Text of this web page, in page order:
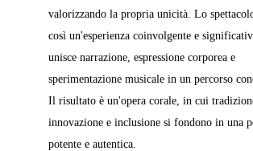
valorizzando la propria unicità. Lo
così un'esperienza coinvolgente e
unisce narrazione, espressione corporea e
sperimentazione musicale in un percorso
Il risultato è un'opera corale, in cui
innovazione e inclusione si fondono in una
potente e autentica.